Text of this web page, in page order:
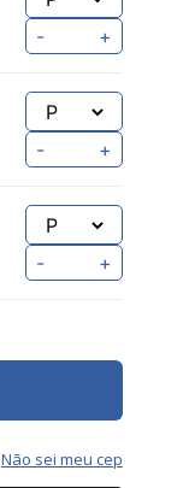
- +
- +
- +
Não sei meu cep